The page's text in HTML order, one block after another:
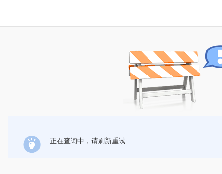
正在查询中，请刷新重试